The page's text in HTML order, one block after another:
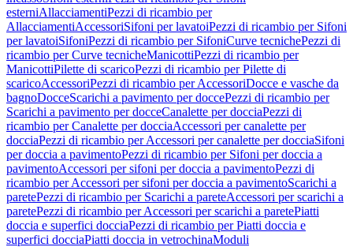
esterniAllacciamentiPezzi di ricambio per
AllacciamentiAccessoriSifoni per lavatoiPezzi di ricambio per Sifoni
per lavatoiSifoniPezzi di ricambio per SifoniCurve tecnichePezzi di
ricambio per Curve tecnicheManicottiPezzi di ricambio per
ManicottiPilette di scaricoPezzi di ricambio per Pilette di
scaricoAccessoriPezzi di ricambio per AccessoriDocce e vasche da
bagnoDocceScarichi a pavimento per doccePezzi di ricambio per
Scarichi a pavimento per docceCanalette per docciaPezzi di
ricambio per Canalette per docciaAccessori per canalette per
docciaPezzi di ricambio per Accessori per canalette per docciaSifoni
per doccia a pavimentoPezzi di ricambio per Sifoni per doccia a
pavimentoAccessori per sifoni per doccia a pavimentoPezzi di
ricambio per Accessori per sifoni per doccia a pavimentoScarichi a
paretePezzi di ricambio per Scarichi a pareteAccessori per scarichi a
paretePezzi di ricambio per Accessori per scarichi a paretePiatti
doccia e superfici docciaPezzi di ricambio per Piatti doccia e
superfici docciaPiatti doccia in vetrochinaModuli